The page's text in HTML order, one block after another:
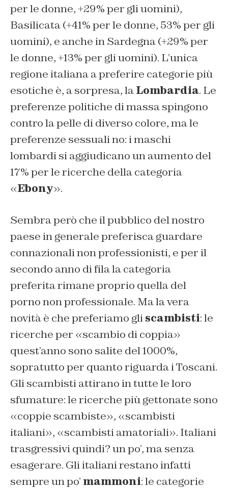
per le donne, +29% per gli uomini),
Basilicata (+41% per le donne, 53% per gli
uomini), e anche in Sardegna (+29% per
le donne, +13% per gli uomini). L’unica
regione italiana a preferire categorie più
esotiche è, a sorpresa, laLombardia. Le
preferenze politiche di massa spingono
contro la pelle di diverso colore, ma le
preferenze sessuali no: i maschi
lombardi si aggiudicano un aumento del
17% per le ricerche della categoria
«Ebony».
Sembra però che il pubblico del nostro
paese in generale preferisca guardare
connazionali non professionisti, e per il
secondo anno di fila la categoria
preferita rimane proprio quella del
porno non professionale. Ma la vera
novità è che preferiamo gliscambisti: le
ricerche per «scambio di coppia»
quest’anno sono salite del 1000%,
sopratutto per quanto riguarda i Toscani.
Gli scambisti attirano in tutte le loro
sfumature: le ricerche più gettonate sono
«coppie scambiste», «scambisti
italiani», «scambisti amatoriali». Italiani
trasgressivi quindi? un po’, ma senza
esagerare. Gli italiani restano infatti
sempre un po’ mammoni: le categorie